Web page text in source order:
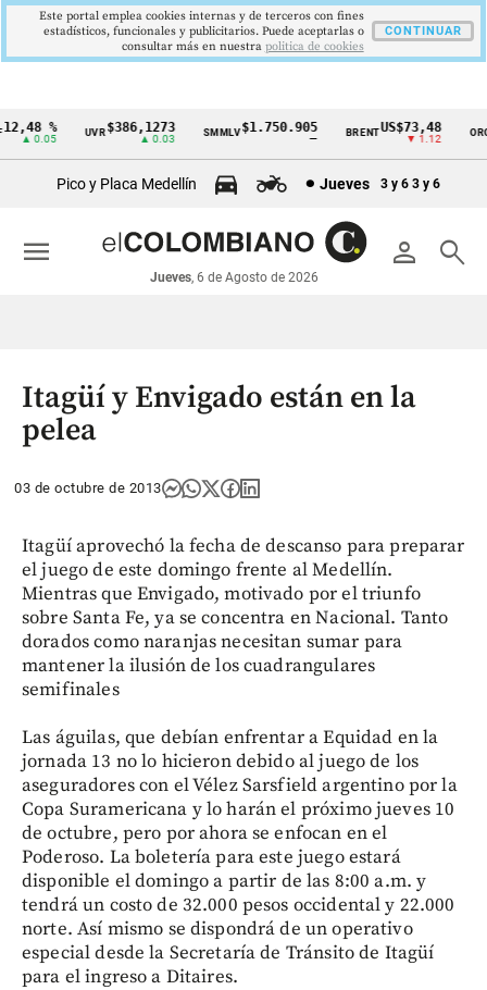
Cintillo
económicos
Colombia
%
▲ 0.05
UVR$386,1273
▲ 0.03
SMMLV$1.750.905 BRENTUS$73,48
▼ 1.12
ORO
Pico y Placa Medellín Jueves 3 y 6 3 y 6
person search
Jueves, 6 de Agosto de 2026
menu
Itagüí y Envigado están en la
pelea
03 de octubre de 2013
Itagüí aprovechó la fecha de descanso para preparar
el juego de este domingo frente al Medellín.
Mientras que Envigado, motivado por el triunfo
sobre Santa Fe, ya se concentra en Nacional. Tanto
dorados como naranjas necesitan sumar para
mantener la ilusión de los cuadrangulares
semifinales
Las águilas, que debían enfrentar a Equidad en la
jornada 13 no lo hicieron debido al juego de los
aseguradores con el Vélez Sarsfield argentino por la
Copa Suramericana y lo harán el próximo jueves 10
de octubre, pero por ahora se enfocan en el
Poderoso. La boletería para este juego estará
disponible el domingo a partir de las 8:00 a.m. y
tendrá un costo de 32.000 pesos occidental y 22.000
norte. Así mismo se dispondrá de un operativo
especial desde la Secretaría de Tránsito de Itagüí
para el ingreso a Ditaires.
Este portal emplea cookies internas y de terceros con fines
estadísticos, funcionales y publicitarios. Puede aceptarlas o
consultar más en nuestra politica de cookies
CONTINUAR